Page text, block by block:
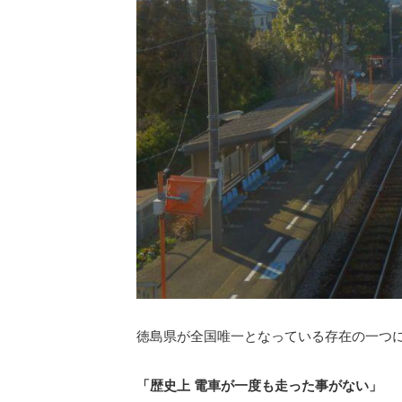
徳島県が全国唯一となっている存在の一つ
「歴史上 電車が一度も走った事がない」